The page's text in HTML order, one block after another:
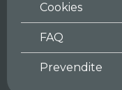
Cookies
FAQ
Prevendite